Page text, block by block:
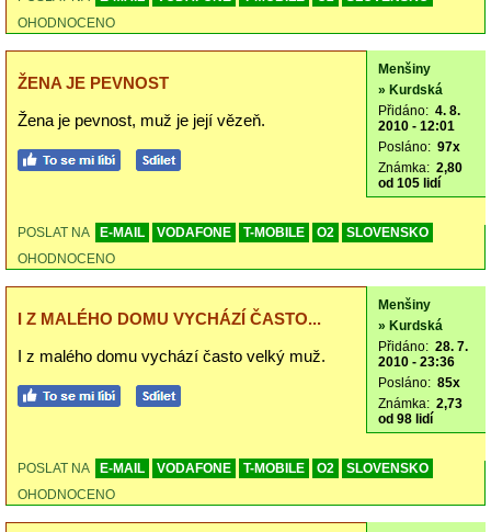
OHODNOCENO
ŽENA JE PEVNOST
Žena je pevnost, muž je její vězeň.
Menšiny
» Kurdská
Přidáno: 4. 8.
2010 - 12:01
Posláno: 97x
Známka: 2,80
od 105 lidí
POSLAT NA E-MAIL VODAFONE T-MOBILE O2
SLOVENSKO
OHODNOCENO
I Z MALÉHO DOMU VYCHÁZÍ ČASTO...
I z malého domu vychází často velký muž.
Menšiny
» Kurdská
Přidáno: 28. 7.
2010 - 23:36
Posláno: 85x
Známka: 2,73
od 98 lidí
POSLAT NA E-MAIL VODAFONE T-MOBILE O2
SLOVENSKO
OHODNOCENO